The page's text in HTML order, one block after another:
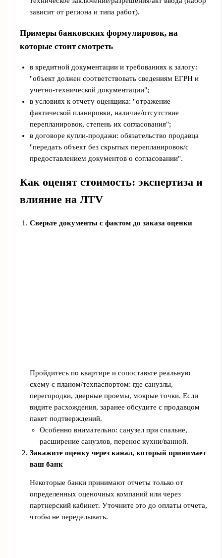
зависит от региона и типа работ).
Примеры банковских формулировок, на
которые стоит смотреть
в кредитной документации и требованиях к залогу:
"объект должен соответствовать сведениям ЕГРН и
учетно-технической документации";
в условиях к отчету оценщика: "отражение
фактической планировки, наличие/отсутствие
перепланировок, степень их согласования";
в договоре купли-продажи: обязательство продавца
"передать объект без скрытых перепланировок/с
предоставлением документов о согласовании".
Как оценят стоимость: экспертиза и
влияние на ЛTV
Сверьте документы с фактом до заказа оценки
Пройдитесь по квартире и сопоставьте реальную
схему с планом/техпаспортом: где санузлы,
перегородки, дверные проемы, мокрые точки. Если
видите расхождения, заранее обсудите с продавцом
пакет подтверждений.
Особенно внимательно: санузел при спальне,
расширение санузлов, перенос кухни/ванной.
Закажите оценку через канал, который принимает
ваш банк
Некоторые банки принимают отчеты только от
определенных оценочных компаний или через
партнерский кабинет. Уточните это до оплаты отчета,
чтобы не переделывать.